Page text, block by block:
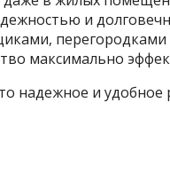
и
перегородками
максимально
надежное и удобное